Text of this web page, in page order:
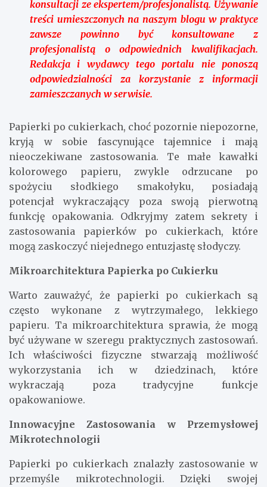
konsultacji ze ekspertem/profesjonalistą. Używanie
treści umieszczonych na naszym blogu w praktyce
zawsze powinno być konsultowane z
profesjonalistą o odpowiednich kwalifikacjach.
Redakcja i wydawcy tego portalu nie ponoszą
odpowiedzialności za korzystanie z informacji
zamieszczanych w serwisie.
Papierki po cukierkach, choć pozornie niepozorne,
kryją w sobie fascynujące tajemnice i mają
nieoczekiwane zastosowania. Te małe kawałki
kolorowego papieru, zwykle odrzucane po
spożyciu słodkiego smakołyku, posiadają
potencjał wykraczający poza swoją pierwotną
funkcję opakowania. Odkryjmy zatem sekrety i
zastosowania papierków po cukierkach, które
mogą zaskoczyć niejednego entuzjastę słodyczy.
Mikroarchitektura Papierka po Cukierku
Warto zauważyć, że papierki po cukierkach są
często wykonane z wytrzymałego, lekkiego
papieru. Ta mikroarchitektura sprawia, że mogą
być używane w szeregu praktycznych zastosowań.
Ich właściwości fizyczne stwarzają możliwość
wykorzystania ich w dziedzinach, które
wykraczają poza tradycyjne funkcje
opakowaniowe.
Innowacyjne Zastosowania w Przemysłowej
Mikrotechnologii
Papierki po cukierkach znalazły zastosowanie w
przemyśle mikrotechnologii. Dzięki swojej